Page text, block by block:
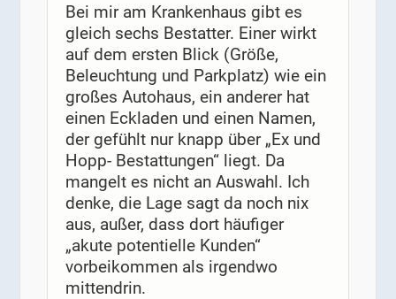
Bei mir am Krankenhaus gibt es
gleich sechs Bestatter. Einer wirkt
auf dem ersten Blick (Größe,
Beleuchtung und Parkplatz) wie ein
großes Autohaus, ein anderer hat
einen Eckladen und einen Namen,
der gefühlt nur knapp über „Ex und
Hopp- Bestattungen“ liegt. Da
mangelt es nicht an Auswahl. Ich
denke, die Lage sagt da noch nix
aus, außer, dass dort häufiger
„akute potentielle Kunden“
vorbeikommen als irgendwo
mittendrin.